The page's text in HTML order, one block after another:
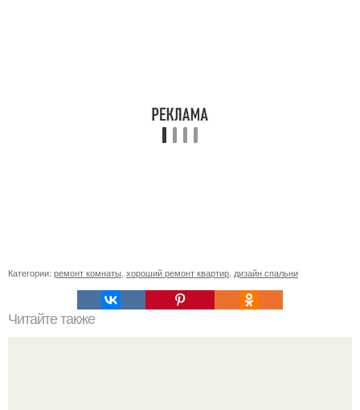
Категории: ремонт комнаты хороший ремонт квартир дизайн спальни
Читайте также